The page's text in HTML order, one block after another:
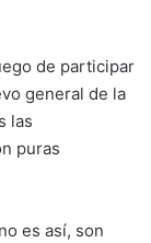
de participar
general de la
las
puras
es así, son